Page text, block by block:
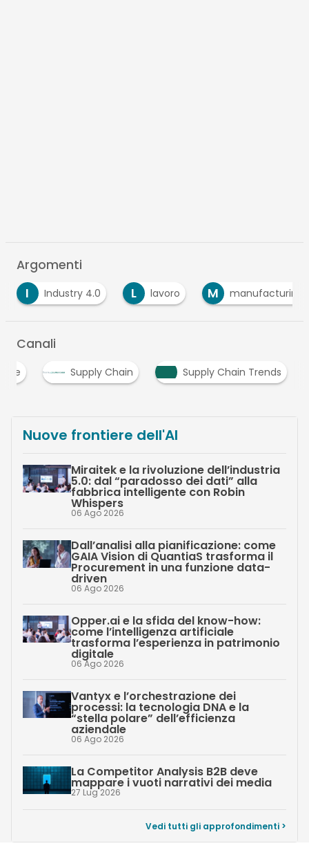
Argomenti
L
lavoro M manufacturing M MIT O
Canali
Supply Chain Supply Chain Trends
Nuove frontiere dell'AI
Miraitek e la rivoluzione dell’industria
5.0: dal “paradosso dei dati” alla
fabbrica intelligente con Robin
Whispers
06 Ago 2026
Dall’analisi alla pianificazione: come
GAIA Vision di QuantiaS trasforma il
Procurement in una funzione data-
driven
06 Ago 2026
Opper.ai e la sfida del know-how:
come l’intelligenza artificiale
trasforma l’esperienza in patrimonio
digitale
06 Ago 2026
Vantyx e l’orchestrazione dei
processi: la tecnologia DNA e la
“stella polare” dell’efficienza
aziendale
06 Ago 2026
La Competitor Analysis B2B deve
mappare i vuoti narrativi dei media
27 Lug 2026
Vedi tutti gli approfondimenti >